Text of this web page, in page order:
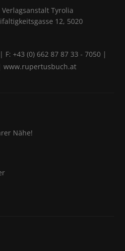
Tyrolia
12, 5020
| F: +43 (0) 662 87 87 33 - 7050 |
www.rupertusbuch.at
Nähe!